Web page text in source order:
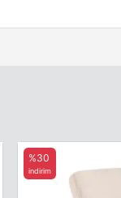
%30
indirim